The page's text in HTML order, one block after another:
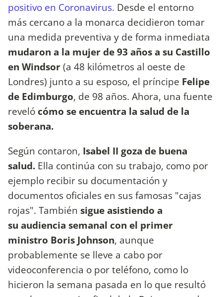
positivo en Coronavirus. Desde el entorno
más cercano a la monarca decidieron tomar
una medida preventiva y de forma inmediata
mudaron a la mujer de 93 años a su Castillo
en Windsor(a 48 kilómetros al oeste de
Londres) junto a su esposo, el príncipe Felipe
de Edimburgo, de 98 años. Ahora, una fuente
reveló cómo se encuentra la salud de la
soberana.
Según contaron, Isabel II goza de buena
salud. Ella continúa con su trabajo, como por
ejemplo recibir su documentación y
documentos oficiales en sus famosas "cajas
rojas". También sigue asistiendo a
su audiencia semanal con el primer
ministro Boris Johnson, aunque
probablemente se lleve a cabo por
videoconferencia o por teléfono, como lo
hicieron la semana pasada en lo que resultó